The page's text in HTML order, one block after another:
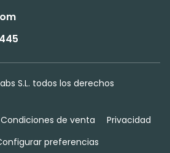
S.L. todos los derechos
Condiciones de venta
Privacidad
preferencias